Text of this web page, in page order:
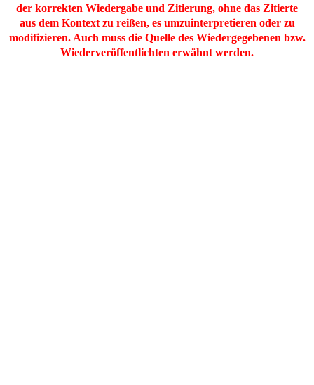
der korrekten Wiedergabe und Zitierung, ohne das Zitierte
aus dem Kontext zu reißen, es umzuinterpretieren oder zu
modifizieren. Auch muss die Quelle des Wiedergegebenen bzw.
Wiederveröffentlichten erwähnt werden.